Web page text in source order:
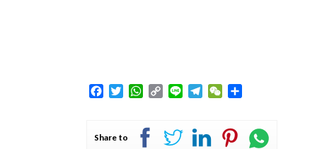
FacebookTwitterWhatsApp
Copy
Line TelegramWeChat
Share to